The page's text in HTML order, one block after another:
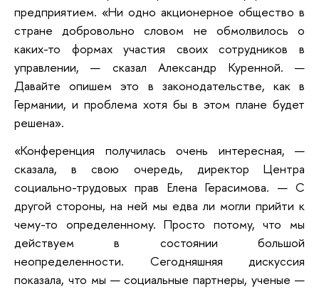
предприятием. «Ни одно акционерное общество в
стране добровольно словом не обмолвилось о
каких-то формах участия своих сотрудников в
управлении, — сказал Александр Куренной. —
Давайте опишем это в законодательстве, как в
Германии, и проблема хотя бы в этом плане будет
решена».
«Конференция получилась очень интересная, —
сказала, в свою очередь, директор Центра
социально-трудовых прав Елена Герасимова. — С
другой стороны, на ней мы едва ли могли прийти к
чему-то определенному. Просто потому, что мы
действуем в состоянии большой
неопределенности. Сегодняшняя дискуссия
показала, что мы — социальные партнеры, ученые —